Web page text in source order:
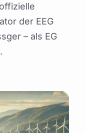
der EEG
– als EG